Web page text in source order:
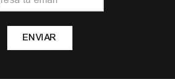
ENVIAR